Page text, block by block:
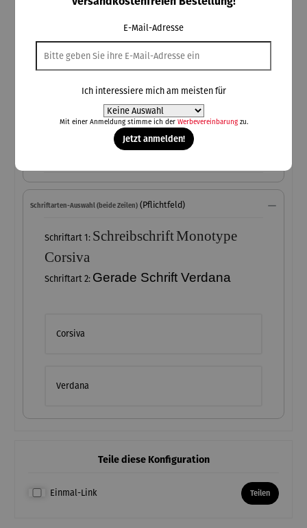
personalisierte Produkte sind vom Umtausch ausgeschlossen
1. Zeile (+15,00 €) (Pflichtfeld)
Schriftarten-Auswahl (beide Zeilen) (Pflichtfeld)
Schriftart 1: SchreibschriftMonotype
Corsiva
Schriftart 2: Gerade Schrift Verdana
Corsiva
Verdana
Teile diese Konfiguration
Einmal-Link Teilen
E-Mail-Adresse
Ich interessiere mich am meisten für
Mit einer Anmeldung stimme ich der Werbevereinbarungzu.
Jetzt anmelden!